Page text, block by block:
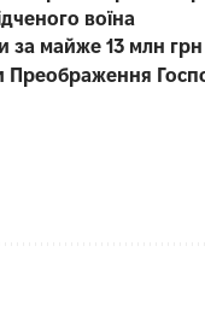
воїна
за майже 13 млн грн
Преображення